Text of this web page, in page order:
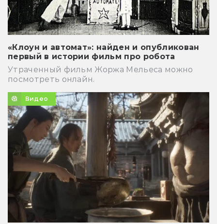
«Клоун и автомат»: найден и опубликован
первый в истории фильм про робота
Утраченный фильм Жоржа Мельеса можно
посмотреть онлайн.
Видео